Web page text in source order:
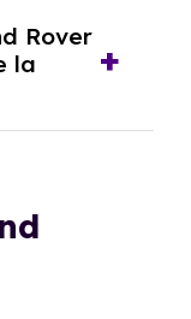
En este
la
y el coste
Rover
la
años.